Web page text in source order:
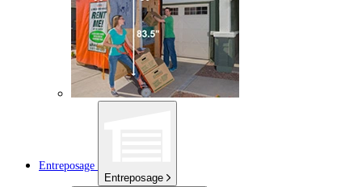
Entreposage
Entreposage